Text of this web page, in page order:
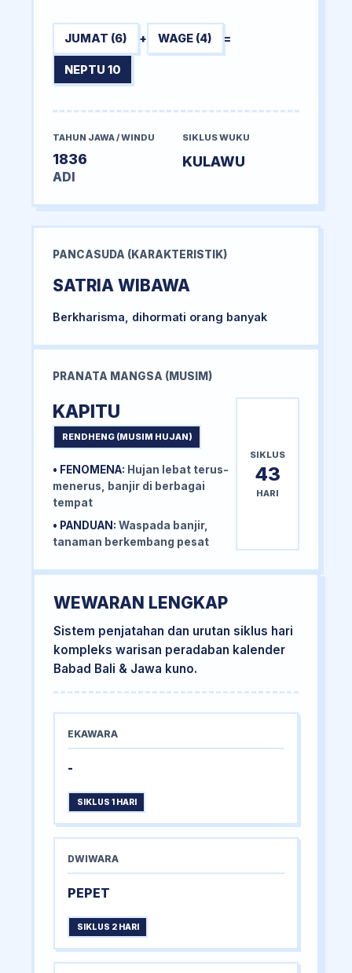
JUMAT (6) + WAGE (4) =
NEPTU 10
TAHUN JAWA / WINDU
1836
ADI
SIKLUS WUKU
KULAWU
PANCASUDA (KARAKTERISTIK)
SATRIA WIBAWA
Berkharisma, dihormati orang banyak
PRANATA MANGSA (MUSIM)
KAPITU
RENDHENG (MUSIM HUJAN)
• FENOMENA: Hujan lebat terus-
menerus, banjir di berbagai
tempat
• PANDUAN: Waspada banjir,
tanaman berkembang pesat
SIKLUS
43
HARI
WEWARAN LENGKAP
Sistem penjatahan dan urutan siklus hari
kompleks warisan peradaban kalender
Babad Bali & Jawa kuno.
EKAWARA
-
SIKLUS 1 HARI
DWIWARA
PEPET
SIKLUS 2 HARI